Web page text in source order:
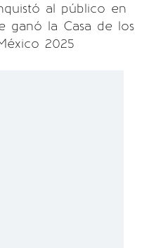
al público en
ganó la Casa de los
2025